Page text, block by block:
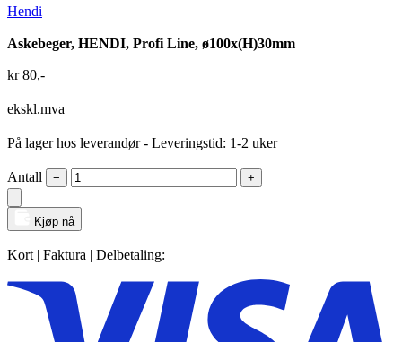
Hendi
Askebeger, HENDI, Profi Line, ø100x(H)30mm
kr80,-
ekskl.mva
På lager hos leverandør- Leveringstid: 1-2 uker
Antall − +
Kjøp nå
Kort | Faktura | Delbetaling: